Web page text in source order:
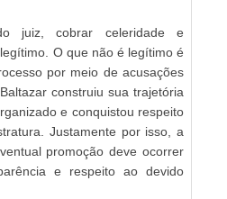
juiz, cobrar celeridade e
O que não é legítimo é
por meio de acusações
construiu sua trajetória
e conquistou respeito
Justamente por isso, a
promoção deve ocorrer
e respeito ao devido